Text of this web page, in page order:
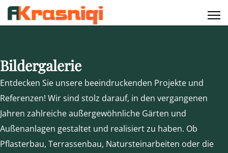
Bildergalerie
Entdecken Sie unsere beeindruckenden Projekte und
Referenzen! Wir sind stolz darauf, in den vergangenen
Jahren zahlreiche außergewöhnliche Gärten und
Außenanlagen gestaltet und realisiert zu haben. Ob
Pflasterbau, Terrassenbau, Natursteinarbeiten oder die